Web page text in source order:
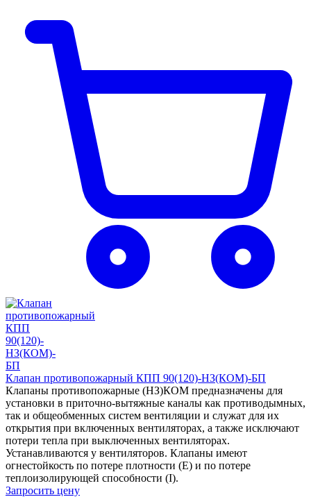
Клапан противопожарный КПП 90(120)-НЗ(КОМ)-БП
Клапаны противопожарные (НЗ)КОМ предназначены для
установки в приточно-вытяжные каналы как противодымных,
так и общеобменных систем вентиляции и служат для их
открытия при включенных вентиляторах, а также исключают
потери тепла при выключенных вентиляторах.
Устанавливаются у вентиляторов. Клапаны имеют
огнестойкость по потере плотности (Е) и по потере
теплоизолирующей способности (I).
Запросить цену